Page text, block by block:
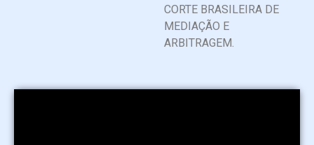
CORTE BRASILEIRA DE
MEDIAÇÃO E
ARBITRAGEM.